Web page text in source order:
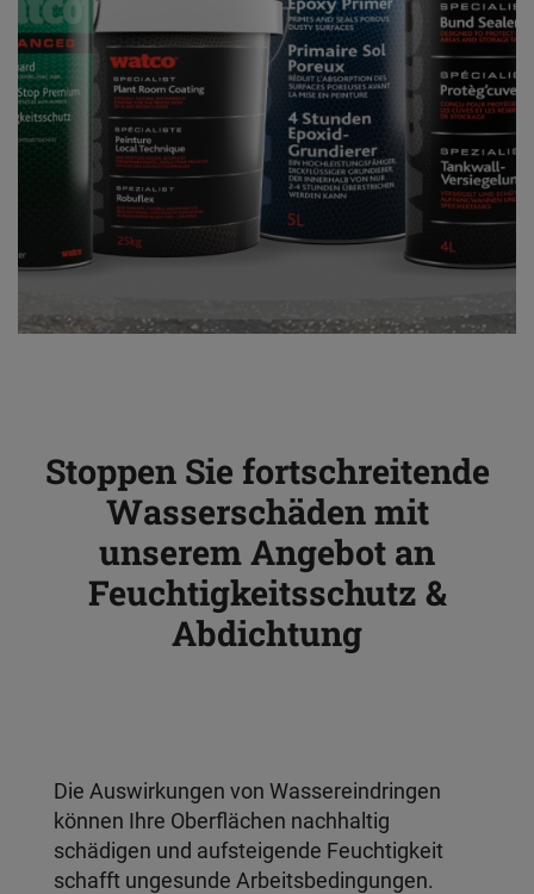
Stoppen Sie fortschreitende
Wasserschäden mit
unserem Angebot an
Feuchtigkeitsschutz &
Abdichtung
Die Auswirkungen von Wassereindringen
können Ihre Oberflächen nachhaltig
schädigen und aufsteigende Feuchtigkeit
schafft ungesunde Arbeitsbedingungen.